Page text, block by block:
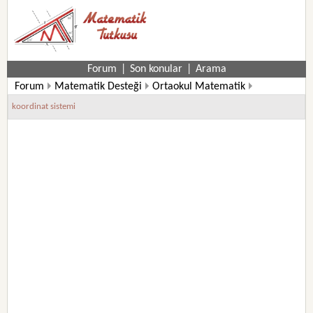
Forum Son konular
Arama
Forum
Matematik Desteği
Ortaokul Matematik
7. Sınıf Matematik Soruları
koordinat sistemi